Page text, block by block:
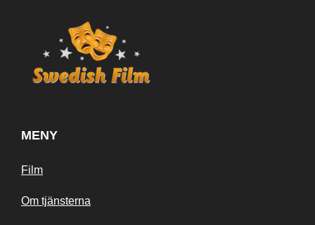
MENY
Film
Om tjänsterna